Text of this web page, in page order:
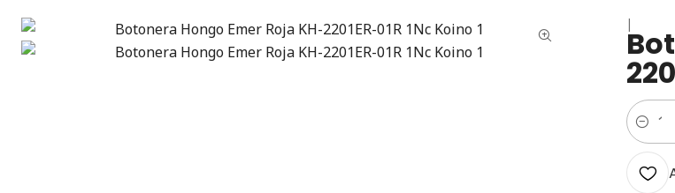
|
Cantidad